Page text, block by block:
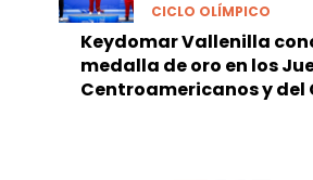
CICLO OLÍMPICO
Keydomar Vallenilla
medalla de oro en los
Centroamericanos y del